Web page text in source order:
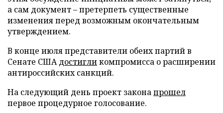
а сам документ – претерпеть существенные
изменения перед возможным окончательным
утверждением.
В конце июля представители обеих партий в
Сенате СШАдостигликомпромисса о расширении
антироссийских санкций.
На следующий день проект законапрошел
первое процедурное голосование.